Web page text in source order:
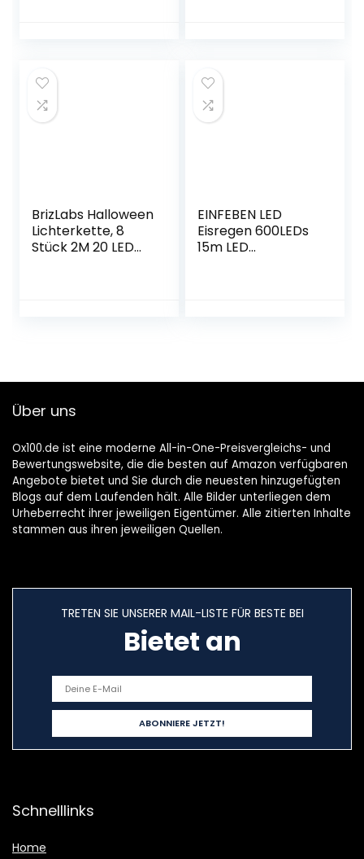
Innen und
Außen,Niederspan
nung, Warmweiß
Tischleuchte für
Restaurant,
Schlafzimmer,
BrizLabs Halloween
Lichterkette, 8
Stück 2M 20 LED
Erntedankfest
Dekoration, Lila
EINFEBEN LED
Eisregen 600LEDs
15m LED
Partydekoration,
Über uns
Ox100.de ist eine moderne All-in-One-Preisvergleichs- und
Bewertungswebsite, die die besten auf Amazon verfügbaren
Angebote bietet und Sie durch die neuesten hinzugefügten
Blogs auf dem Laufenden hält. Alle Bilder unterliegen dem
Urheberrecht ihrer jeweiligen Eigentümer. Alle zitierten Inhalte
stammen aus ihren jeweiligen Quellen.
TRETEN SIE UNSERER MAIL-LISTE FÜR BESTE BEI
Bietet an
Schnelllinks
Home